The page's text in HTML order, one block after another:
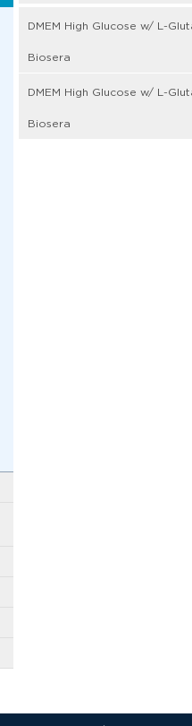
DMEM High Glucose w/ L-
Biosera
DMEM High Glucose w/ L-
Biosera